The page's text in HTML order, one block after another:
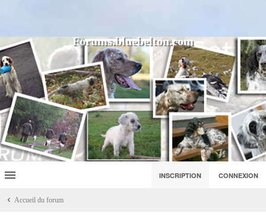
Forums.bluebelton.com
INSCRIPTION CONNEXION
Accueil du forum